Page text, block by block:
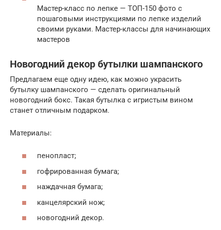
Мастер-класс по лепке — ТОП-150 фото с
пошаговыми инструкциями по лепке изделий
своими руками. Мастер-классы для начинающих
мастеров
Новогодний декор бутылки шампанского
Предлагаем еще одну идею, как можно украсить
бутылку шампанского — сделать оригинальный
новогодний бокс. Такая бутылка с игристым вином
станет отличным подарком.
Материалы:
пенопласт;
гофрированная бумага;
наждачная бумага;
канцелярский нож;
новогодний декор.